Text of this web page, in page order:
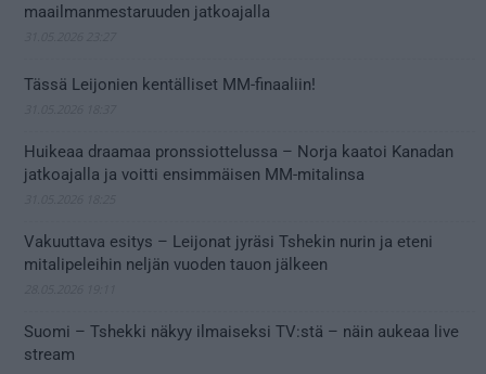
maailmanmestaruuden jatkoajalla
Tässä Leijonien kentälliset MM-finaaliin!
Huikeaa draamaa pronssiottelussa – Norja kaatoi Kanadan
jatkoajalla ja voitti ensimmäisen MM-mitalinsa
Vakuuttava esitys – Leijonat jyräsi Tshekin nurin ja eteni
mitalipeleihin neljän vuoden tauon jälkeen
Suomi – Tshekki näkyy ilmaiseksi TV:stä – näin aukeaa live
stream